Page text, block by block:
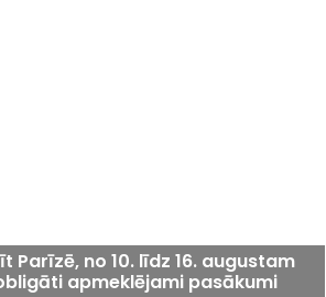
Parīzē, no 10. līdz 16. augustam
apmeklējami pasākumi